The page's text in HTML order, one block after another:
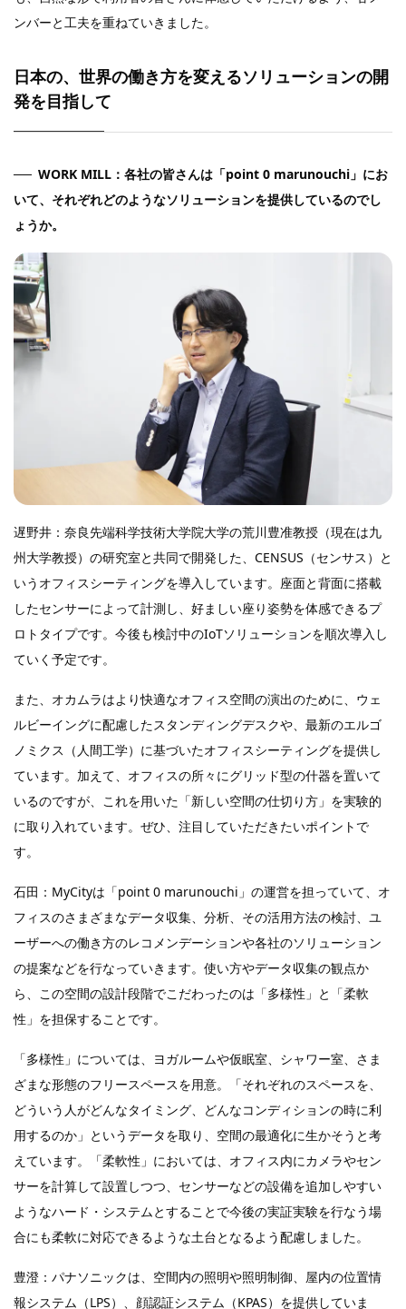
ンバーと工夫を重ねていきました。
日本の、世界の働き方を変えるソリューションの開
発を目指して
WORK MILL：各社の皆さんは「point 0 marunouchi」にお
いて、それぞれどのようなソリューションを提供しているのでし
ょうか。
遅野井：奈良先端科学技術大学院大学の荒川豊准教授（現在は九
州大学教授）の研究室と共同で開発した、CENSUS（センサス）と
いうオフィスシーティングを導入しています。座面と背面に搭載
したセンサーによって計測し、好ましい座り姿勢を体感できるプ
ロトタイプです。今後も検討中のIoTソリューションを順次導入し
ていく予定です。
また、オカムラはより快適なオフィス空間の演出のために、ウェ
ルビーイングに配慮したスタンディングデスクや、最新のエルゴ
ノミクス（人間工学）に基づいたオフィスシーティングを提供し
ています。加えて、オフィスの所々にグリッド型の什器を置いて
いるのですが、これを用いた「新しい空間の仕切り方」を実験的
に取り入れています。ぜひ、注目していただきたいポイントで
す。
石田：MyCityは「point 0 marunouchi」の運営を担っていて、オ
フィスのさまざまなデータ収集、分析、その活用方法の検討、ユ
ーザーへの働き方のレコメンデーションや各社のソリューション
の提案などを行なっていきます。使い方やデータ収集の観点か
ら、この空間の設計段階でこだわったのは「多様性」と「柔軟
性」を担保することです。
「多様性」については、ヨガルームや仮眠室、シャワー室、さま
ざまな形態のフリースペースを用意。「それぞれのスペースを、
どういう人がどんなタイミング、どんなコンディションの時に利
用するのか」というデータを取り、空間の最適化に生かそうと考
えています。「柔軟性」においては、オフィス内にカメラやセン
サーを計算して設置しつつ、センサーなどの設備を追加しやすい
ようなハード・システムとすることで今後の実証実験を行なう場
合にも柔軟に対応できるような土台となるよう配慮しました。
豊澄：パナソニックは、空間内の照明や照明制御、屋内の位置情
報システム（LPS）、顔認証システム（KPAS）を提供していま